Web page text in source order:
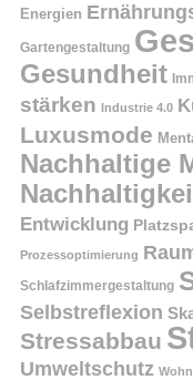
Energien
Gartengestaltung
Gesundheit
stärken Industrie 4.0
Luxusmode
Nachhaltige
Entwicklung
Prozessoptimierung
Schlafzimmergestaltung
Selbstreflexion
Stressabbau
Umweltschutz